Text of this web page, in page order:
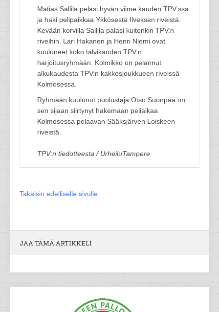
Matias Sallila pelasi hyvän viime kauden TPV:ssa
ja haki pelipaikkaa Ykkösestä Ilveksen riveistä.
Kevään korvilla Sallila palasi kuitenkin TPV:n
riveihin. Lari Hakanen ja Henri Niemi ovat
kuuluneet koko talvikauden TPV:n
harjoitusryhmään. Kolmikko on pelannut
alkukaudesta TPV:n kakkosjoukkueen riveissä
Kolmosessa.
Ryhmään kuulunut puolustaja Otso Suonpää on
sen sijaan siirtynyt hakemaan peliaikaa
Kolmosessa pelaavan Sääksjärven Loiskeen
riveistä.
TPV:n tiedotteesta / UrheiluTampere
Takaisin edelliselle sivulle
JAA TÄMÄ ARTIKKELI